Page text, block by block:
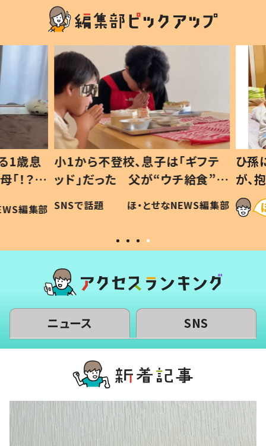
歳息
？」
編集部
小1から不登校、息子は「ギフテ
ッド」だった 父が“ウチ給食”を
作り続ける理由とは #令和の親
#令和の子
SNSで話題 ほ・とせなNEWS編集部
ひ孫
が、抱
「涙
い」
ニュース SNS